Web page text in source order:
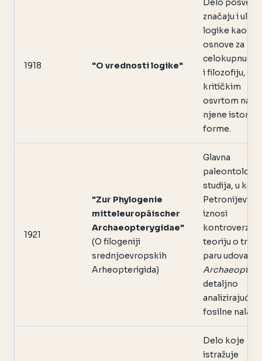
1918 "O vrednosti logike"
Delo
značaju i ulozi
logike kao
osnove za
celokupnu
i filozofiju, sa
kritičkim
osvrtom na
njene
forme.
1921
"Zur Phylogenie
mitteleuropäischer
Archaeopterygidae"
(O filogeniji
srednjoevropskih
Arheopterigida)
Glavna
studija, u
Petronijević
iznosi
kontroverznu
teoriju o
paru udova
detaljno
analizirajući
fosilne nalaze.
Delo koje
istražuje